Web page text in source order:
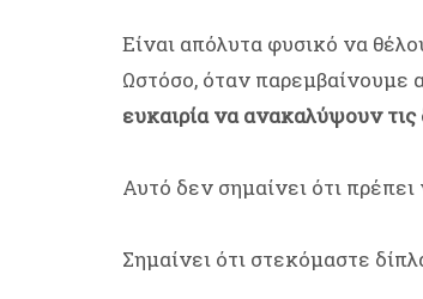
Είναι απόλυτα φυσικό να
Ωστόσο, όταν παρεμβαίνουμε
ευκαιρία να ανακαλύψουν
Αυτό δεν σημαίνει ότι
Σημαίνει ότι στεκόμαστε